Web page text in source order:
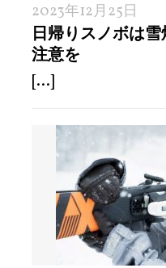
2023年12月25日
日帰りスノボは
注意を
[...]